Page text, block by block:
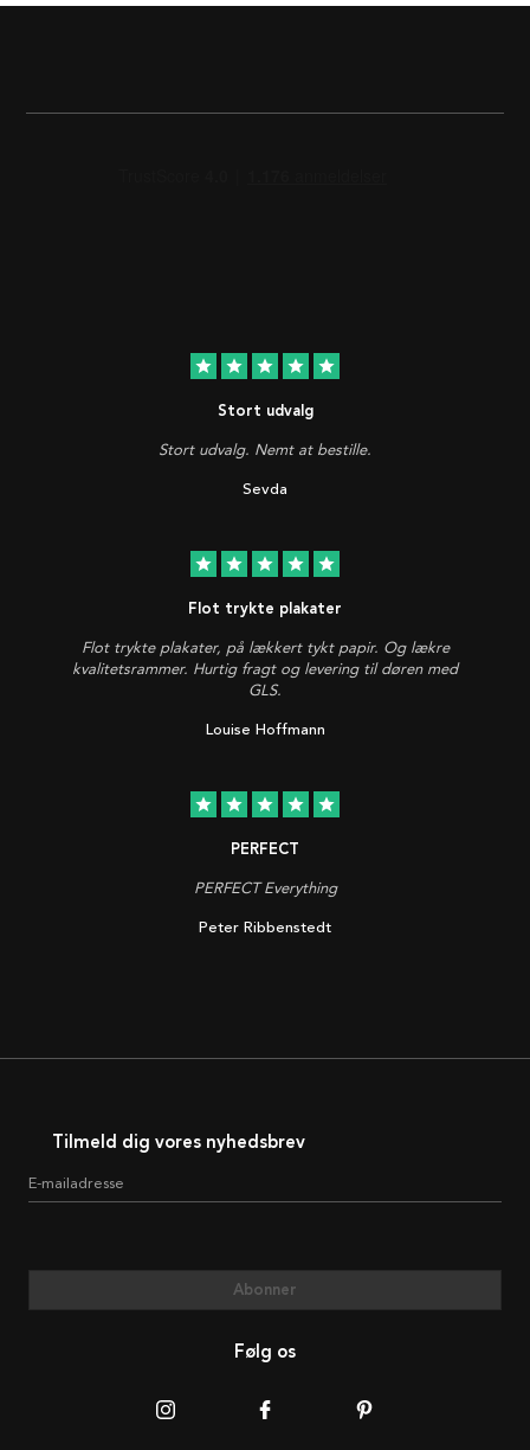
star star star star star
Stort udvalg
Stort udvalg. Nemt at bestille.
Sevda
star star star star star
Flot trykte plakater
Flot trykte plakater, på lækkert tykt papir. Og lækre
kvalitetsrammer. Hurtig fragt og levering til døren med
GLS.
Louise Hoffmann
star star star star star
PERFECT
PERFECT Everything
Peter Ribbenstedt
Tilmeld dig vores nyhedsbrev
E-mailadresse
Abonner
Følg os